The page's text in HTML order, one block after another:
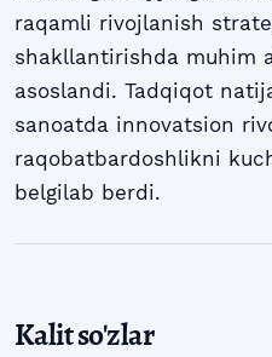
raqamli rivojlanish
shakllantirishda muhim
asoslandi. Tadqiqot
sanoatda innovatsion
raqobatbardoshlikni
belgilab berdi.
Kalit so'zlar